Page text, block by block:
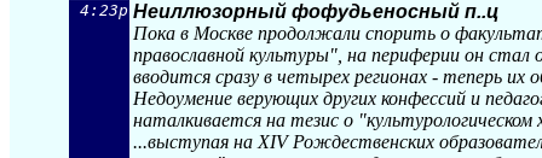
4:23p Неиллюзорный фофудьеносный п..ц
Пока в Москве продолжали спорить о
православной культуры", на периферии он
вводится сразу в четырех регионах - теперь их
Недоумение верующих других конфессий и
наталкивается на тезис о
...выступая на XIV Рождественских